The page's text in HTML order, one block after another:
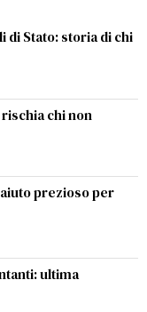
di Stato: storia di chi
chi non
prezioso per
ultima